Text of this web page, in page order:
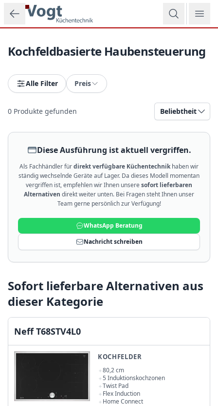
Zum Hauptinhalt springen
Kochfeldbasierte Haubensteuerung
Alle Filter Preis
0 Produkte gefunden Beliebtheit
Diese Ausführung ist aktuell vergriffen.
Als Fachhändler fürdirekt verfügbare Küchentechnikhaben wir
ständig wechselnde Geräte auf Lager. Da dieses Modell momentan
vergriffen ist, empfehlen wir Ihnen unseresofort lieferbaren
Alternativen direkt weiter unten. Bei Fragen steht Ihnen unser
Team gerne persönlich zur Verfügung!
WhatsApp Beratung
Nachricht schreiben
Sofort lieferbare Alternativen aus
dieser Kategorie
Neff T68STV4L0
KOCHFELDER
80,2 cm
5 Induktionskochzonen
Twist Pad
Flex Induction
Home Connect